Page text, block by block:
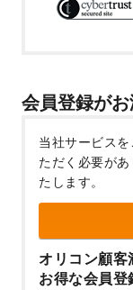
会員登録が
当社サービス
ただく必要があ
たします。
オリコン顧客
お得な会員登